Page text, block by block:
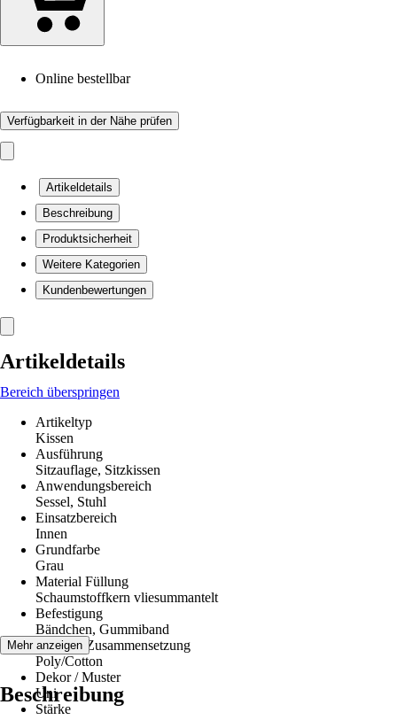
Online bestellbar
Verfügbarkeit in der Nähe prüfen
Artikeldetails
Beschreibung
Produktsicherheit
Weitere Kategorien
Kundenbewertungen
Artikeldetails
Bereich überspringen
Artikeltyp
Kissen
Ausführung
Sitzauflage, Sitzkissen
Anwendungsbereich
Sessel, Stuhl
Einsatzbereich
Innen
Grundfarbe
Grau
Material Füllung
Schaumstoffkern vliesummantelt
Befestigung
Bändchen, Gummiband
Material-Zusammensetzung
Poly/Cotton
Dekor / Muster
Uni
Stärke
Mehr anzeigen
Beschreibung